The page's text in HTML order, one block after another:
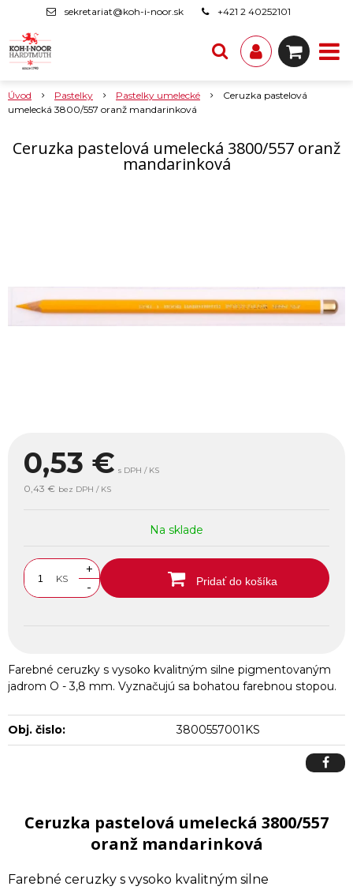
sekretariat@koh-i-noor.sk +421 2 40252101
Úvod Pastelky Pastelky umelecké
Ceruzka pastelová
umelecká 3800/557 oranž mandarinková
Ceruzka pastelová umelecká 3800/557 oranž
mandarinková
0,53 € s DPH / KS
0,43 € bez DPH / KS
Na sklade
KS
+
-
Pridať do košíka
Farebné ceruzky s vysoko kvalitným silne pigmentovaným
jadrom O - 3,8 mm. Vyznačujú sa bohatou farebnou stopou.
Obj. čislo: 3800557001KS
Ceruzka pastelová umelecká 3800/557
oranž mandarinková
Farebné ceruzky s vysoko kvalitným silne